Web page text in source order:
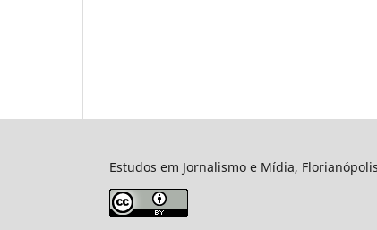
Estudos em Jornalismo e Mídia,